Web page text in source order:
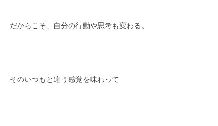
だからこそ、自分の行動や思考も変わる。
そのいつもと違う感覚を味わって